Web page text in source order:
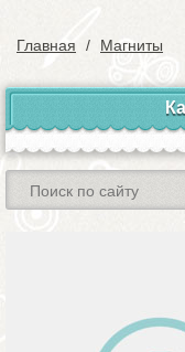
Главная Магниты